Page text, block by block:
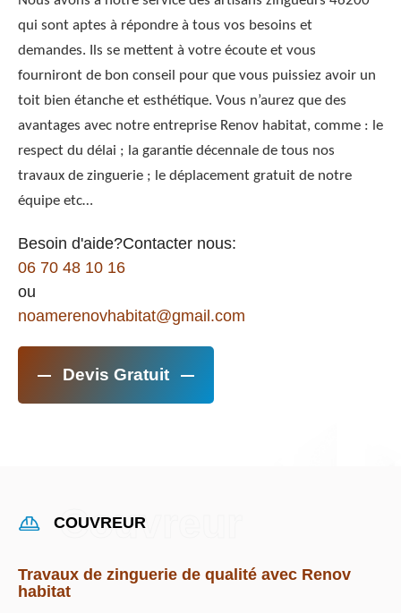
qui sont aptes à répondre à tous vos besoins et
demandes. Ils se mettent à votre écoute et vous
fourniront de bon conseil pour que vous puissiez avoir un
toit bien étanche et esthétique. Vous n’aurez que des
avantages avec notre entreprise Renov habitat, comme : le
respect du délai ; la garantie décennale de tous nos
travaux de zinguerie ; le déplacement gratuit de notre
équipe etc…
Besoin d'aide?Contacter nous:
06 70 48 10 16
ou
noamerenovhabitat@gmail.com
Devis Gratuit
COUVREUR
Travaux de zinguerie de qualité avec Renov
habitat